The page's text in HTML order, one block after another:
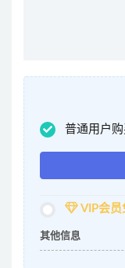
普通用户购
VIP会员
其他信息